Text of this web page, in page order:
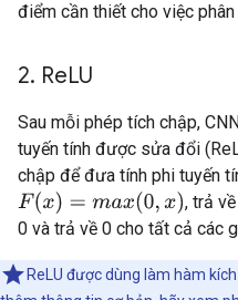
điểm cần thiết cho việc
2. ReLU
Sau mỗi phép tích chập,
tuyến tính được sửa đổi
chập để đưa tính phi tuyến
F(x)=max (0,x) , trả
0 và trả về 0 cho tất cả các
ReLU được dùng làm hàm